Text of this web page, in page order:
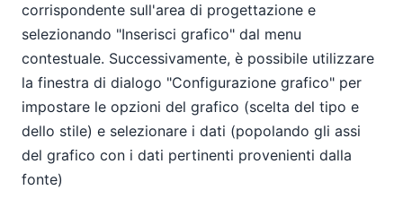
corrispondente sull'area di progettazione e
selezionando "Inserisci grafico" dal menu
contestuale. Successivamente, è possibile utilizzare
la finestra di dialogo "Configurazione grafico" per
impostare le opzioni del grafico (scelta del tipo e
dello stile) e selezionare i dati (popolando gli assi
del grafico con i dati pertinenti provenienti dalla
fonte)